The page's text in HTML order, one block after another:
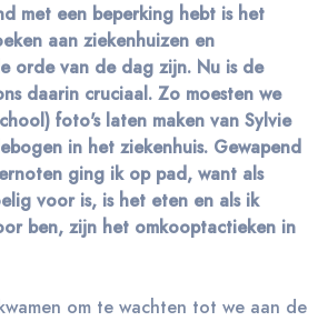
met een beperking hebt is het
aan ziekenhuizen en
orde van de dag zijn. Nu is de
daarin cruciaal. Zo moesten we
foto's laten maken van Sylvie
in het ziekenhuis. Gewapend
ging ik op pad, want als
voor is, is het eten en als ik
ben, zijn het omkooptactieken in
om te wachten tot we aan de